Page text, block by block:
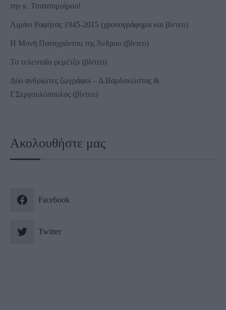
την κ. Τσατσομοίρου!
Λιμάνι Ραφήνας 1945-2015 (χρονογράφημα και βίντεο)
Η Μονή Παναχράντου της Άνδρου (βίντεο)
Το τελευταίο ρεμέτζο (βίντεο)
Δύο ανδριώτες ζωγράφοι – Δ.Βαρδακώστας &
Γ.Σεργουλόπουλος (βίντεο)
Ακολουθήστε μας
Facebook
Twitter